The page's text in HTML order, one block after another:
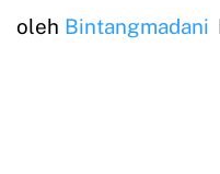
oleh Bintangmadani